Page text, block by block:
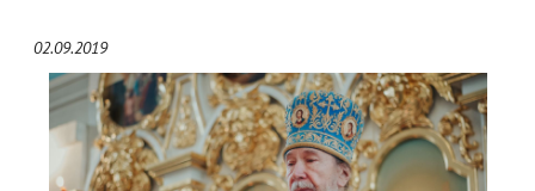
02.09.2019